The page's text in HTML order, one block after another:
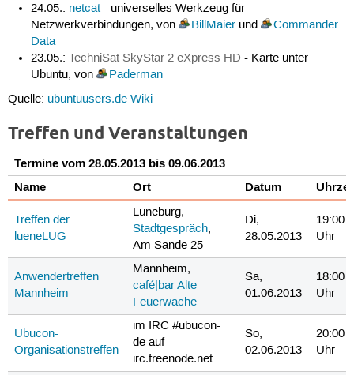
24.05.: netcat - universelles Werkzeug für
Netzwerkverbindungen, von
BillMaier und
Commander
Data
23.05.:TechniSat SkyStar 2 eXpress HD - Karte unter
Ubuntu, von
Paderman
Quelle: ubuntuusers.de Wiki
Treffen und Veranstaltungen
Termine vom 28.05.2013 bis 09.06.2013
Name
Ort Datum
Treffen der
lueneLUG
Lüneburg,
Stadtgespräch,
Am Sande 25
Di,
28.05.2013
19:00
Uhr
Anwendertreffen
Mannheim
Mannheim,
café|bar Alte
Feuerwache
Sa,
01.06.2013
18:00
Uhr
Ubucon-
Organisationstreffen
im IRC #ubucon-
de auf
irc.freenode.net
So,
02.06.2013
20:00
Uhr